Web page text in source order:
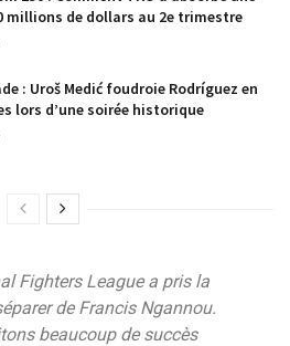
millions de dollars au 2e trimestre
: Uroš Medić foudroie Rodríguez en
lors d’une soirée historique
Fighters League a pris la
de Francis Ngannou.
beaucoup de succès